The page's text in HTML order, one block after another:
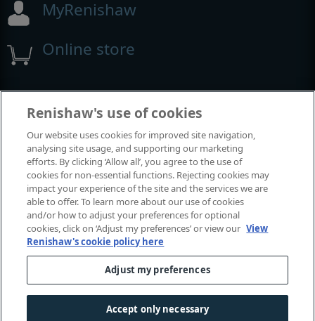
MyRenishaw
Online store
Events and exhibitions
View all events and exhibitions
© 2001-2026 Renishaw plc. All rights reserved.
Contact us
Accessibility
Cookies guide|Investors|Modern slavery
Renishaw's use of cookies
Our website uses cookies for improved site navigation,
analysing site usage, and supporting our marketing
efforts. By clicking ‘Allow all’, you agree to the use of
cookies for non-essential functions. Rejecting cookies may
impact your experience of the site and the services we are
able to offer. To learn more about our use of cookies
and/or how to adjust your preferences for optional
cookies, click on ‘Adjust my preferences’ or view our View
Renishaw's cookie policy here
Adjust my preferences
Accept only necessary